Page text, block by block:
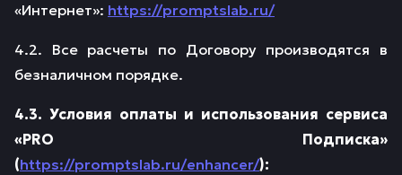
«Интернет»: https://promptslab.ru/
4.2. Все расчеты по Договору производятся в
безналичном порядке.
4.3. Условия оплаты и использования сервиса
«PRO Подписка»
(https://promptslab.ru/enhancer/):